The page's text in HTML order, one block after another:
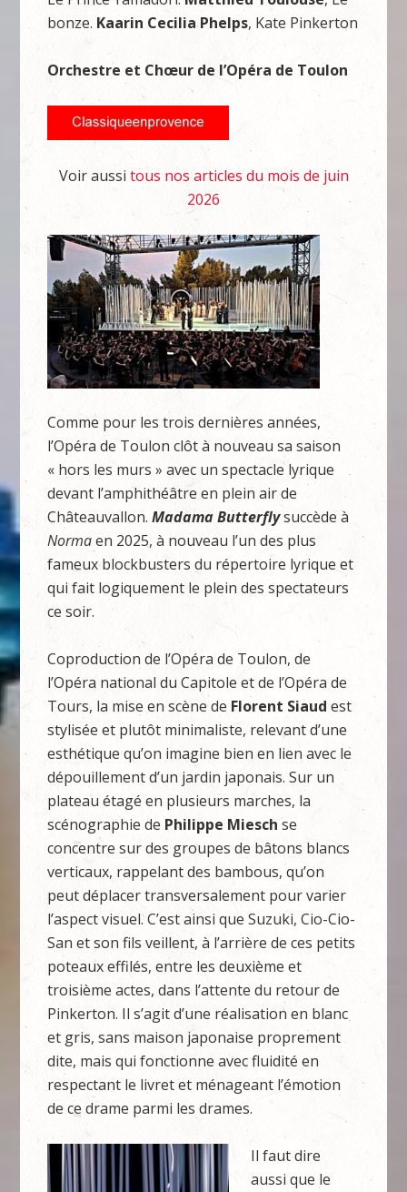
bonze. Kaarin Cecilia Phelps, Kate Pinkerton
Orchestre et Chœur de l’Opéra de Toulon
Voir aussi tous nos articles du mois de juin
2026
Comme pour les trois dernières années,
l’Opéra de Toulon clôt à nouveau sa saison
« hors les murs » avec un spectacle lyrique
devant l’amphithéâtre en plein air de
Châteauvallon.Madama Butterflysuccède à
Normaen 2025, à nouveau l’un des plus
fameux blockbusters du répertoire lyrique et
qui fait logiquement le plein des spectateurs
ce soir.
Coproduction de l’Opéra de Toulon, de
l’Opéra national du Capitole et de l’Opéra de
Tours, la mise en scène de Florent Siaud est
stylisée et plutôt minimaliste, relevant d’une
esthétique qu’on imagine bien en lien avec le
dépouillement d’un jardin japonais. Sur un
plateau étagé en plusieurs marches, la
scénographie de Philippe Miesch se
concentre sur des groupes de bâtons blancs
verticaux, rappelant des bambous, qu’on
peut déplacer transversalement pour varier
l’aspect visuel. C’est ainsi que Suzuki, Cio-Cio-
San et son fils veillent, à l’arrière de ces petits
poteaux effilés, entre les deuxième et
troisième actes, dans l’attente du retour de
Pinkerton. Il s’agit d’une réalisation en blanc
et gris, sans maison japonaise proprement
dite, mais qui fonctionne avec fluidité en
respectant le livret et ménageant l’émotion
de ce drame parmi les drames.
Il faut dire
aussi que le